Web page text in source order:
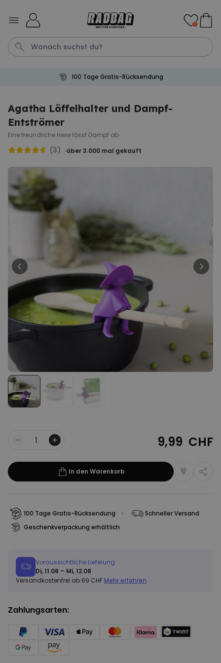
Personalisierbar
Personalisierbares Aperol
Spritz Glas mit Name
Personalisierbares Handtuch
mit Monogramm
39,99 CHF
Personalisierbar
Personalisierbarer Bierkrug
mit Logo und Gesicht
über 71.100
mal gekauft
24,99 CHF
Personalisierbar
Personalisierbares Handtuch
mit Getränken und Spruch
über 10.000
mal gekauft
39,99 CHF
Personalisierte Vase mit Text
34,99 CHF
0
100 Tage Gratis-Rücksendung
Agatha Löffelhalter und Dampf-
Entströmer
Eine freundliche Hexe lässt Dampf ab.
(3) über 3.000 mal gekauft
9,99 CHF
In den Warenkorb
100 Tage Gratis-Rücksendung
Schneller Versand
Geschenkverpackung erhältlich
Voraussichtliche Lieferung:
Di, 11.08 – Mi, 12.08
Versandkostenfrei ab 69 CHF Mehr erfahren
Zahlungsarten: